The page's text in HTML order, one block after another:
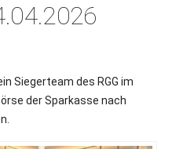
Siegerteam des RGG im
der Sparkasse nach